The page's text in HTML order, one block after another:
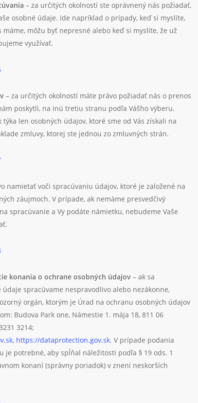
– za určitých okolností ste oprávnený nás požiadať,
osobné údaje. Ide napríklad o prípady, keď si myslíte,
máme, môžu byť nepresné alebo keď si myslíte, že už
využívať.
– za určitých okolností máte právo požiadať nás o prenos
poskytli, na inú tretiu stranu podľa Vášho výberu.
týka len osobných údajov, ktoré sme od Vás získali na
zmluvy, ktorej ste jednou zo zmluvných strán.
namietať voči spracúvaniu údajov, ktoré je založené na
záujmoch. V prípade, ak nemáme presvedčivý
spracúvanie a Vy podáte námietku, nebudeme Vaše
konania o ochrane osobných údajov – ak sa
údaje spracúvame nespravodlivo alebo nezákonne,
orgán, ktorým je Úrad na ochranu osobných údajov
Budova Park one, Námestie 1. mája 18, 811 06
3214;
, https://dataprotection.gov.sk. V prípade podania
je potrebné, aby spĺňal náležitosti podľa § 19 ods. 1
konaní (správny poriadok) v znení neskorších